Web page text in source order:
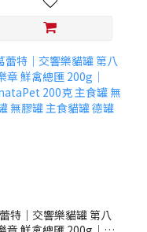
特｜交響樂貓罐 第八